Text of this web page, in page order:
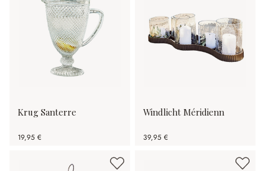
Krug Santerre
19,95 €
Windlicht Méridienn
39,95 €